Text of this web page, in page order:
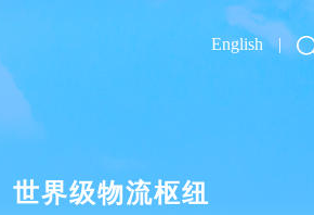
English |
界级物流枢纽